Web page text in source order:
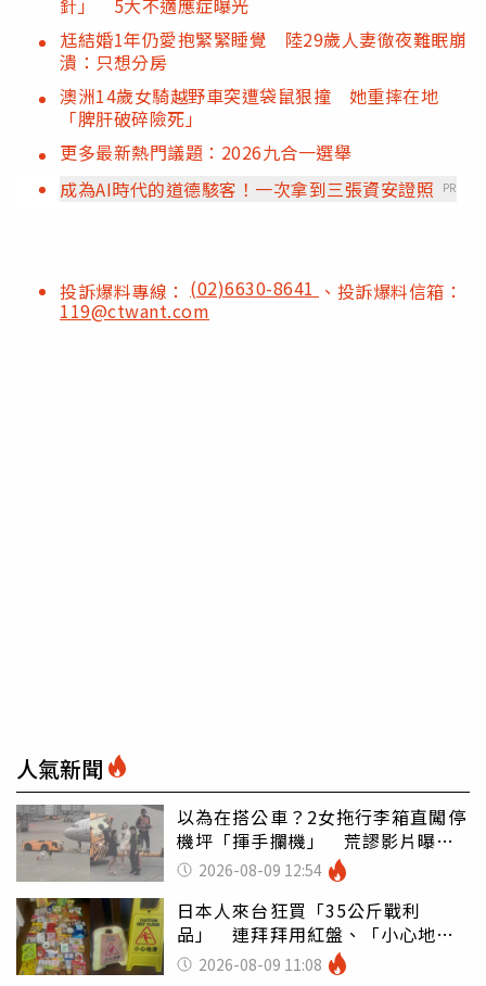
尪結婚1年仍愛抱緊緊睡覺 陸29歲人妻徹夜難眠崩
潰：只想分房
澳洲14歲女騎越野車突遭袋鼠狠撞 她重摔在地
「脾肝破碎險死」
更多最新熱門議題：2026九合一選舉
成為AI時代的道德駭客！一次拿到三張資安證照
PR
投訴爆料專線： (02)6630-8641 、投訴爆料信箱：
119@ctwant.com
人氣新聞
以為在搭公車？2女拖行李箱直闖停
機坪「揮手攔機」 荒謬影片曝網
傻眼2026-08-09 12:54
日本人來台狂買「35公斤戰利
品」 連拜拜用紅盤、「小心地
滑」告示牌也帶回家
2026-08-09 11:08